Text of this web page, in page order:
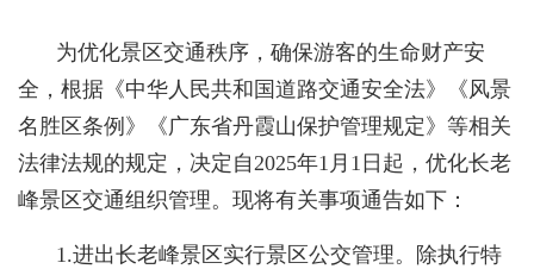
为优化景区交通秩序，确保游客的生命财产安
全，根据《中华人民共和国道路交通安全法》《风景
名胜区条例》《广东省丹霞山保护管理规定》等相关
法律法规的规定，决定自2025年1月1日起，优化长老
峰景区交通组织管理。现将有关事项通告如下：
1.进出长老峰景区实行景区公交管理。除执行特